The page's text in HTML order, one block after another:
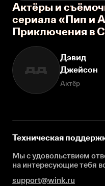
Актёры и
сериала «Пип и
Приключения в
ДД
Дэвид
Джейсон
Актёр
Техническая
Мы с удовольствием
на интересующиетебя
support@wink.ru